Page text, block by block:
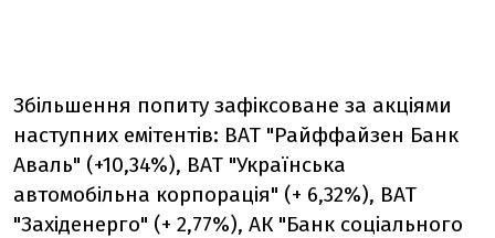
Збільшення попиту зафіксоване за акціями
наступних емітентів: ВАТ "Райффайзен Банк
Аваль" (+10,34%), ВАТ "Українська
автомобільна корпорація" (+ 6,32%), ВАТ
"Західенерго" (+ 2,77%), АК "Банк соціального